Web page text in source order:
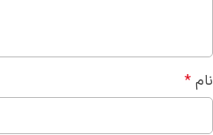
نام *